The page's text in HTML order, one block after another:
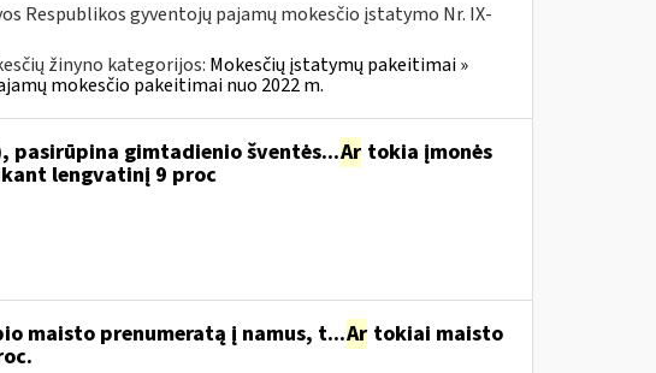
Respublikos gyventojų pajamų mokesčio įstatymo Nr. IX-
žinyno kategorijos: Mokesčių įstatymų pakeitimai »
mokesčio pakeitimai nuo 2022 m.
pasirūpina gimtadienio šventės...Artokia įmonės
lengvatinį 9 proc
maisto prenumeratą į namus, t...Artokiai maisto